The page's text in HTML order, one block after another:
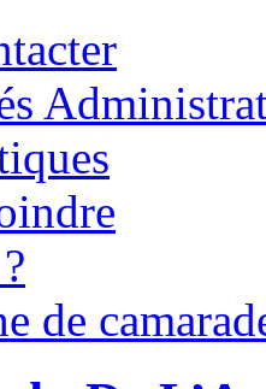
de